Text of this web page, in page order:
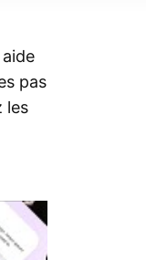
pas
les